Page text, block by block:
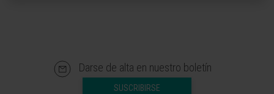
Darse de alta en nuestro boletín
SUSCRIBIRSE